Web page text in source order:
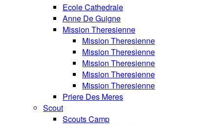
Ecole Cathedrale
Anne De Guigne
Mission Theresienne
Mission Theresienne
Mission Theresienne
Mission Theresienne
Mission Theresienne
Mission Theresienne
Priere Des Meres
Scout
Scouts Camp